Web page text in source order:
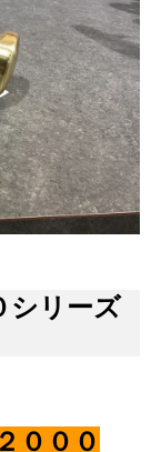
シリーズ
０００